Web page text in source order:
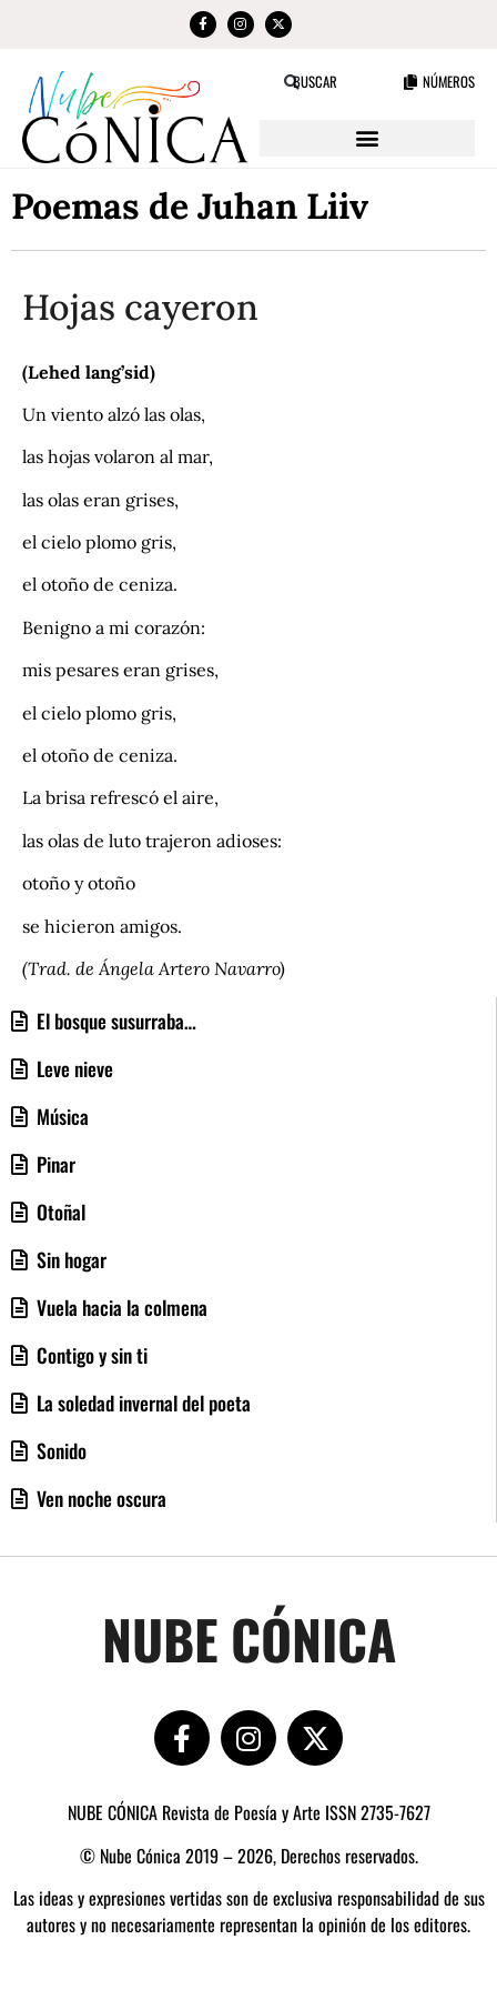
BUSCAR NÚMEROS
Poemas de Juhan Liiv
El bosque susurraba…
Leve nieve
Música
Pinar
Otoñal
Sin hogar
Vuela hacia la colmena
Contigo y sin ti
La soledad invernal del poeta
Sonido
Ven noche oscura
Hojas cayeron
(Lehed lang’sid)
Un viento alzó las olas,
las hojas volaron al mar,
las olas eran grises,
el cielo plomo gris,
el otoño de ceniza.
Benigno a mi corazón:
mis pesares eran grises,
el cielo plomo gris,
el otoño de ceniza.
La brisa refrescó el aire,
las olas de luto trajeron adioses:
otoño y otoño
se hicieron amigos.
(Trad. de Ángela Artero Navarro)
NUBE CÓNICA
NUBE CÓNICA Revista de Poesía y Arte ISSN 2735-7627
© Nube Cónica 2019 – 2026, Derechos reservados.
Las ideas y expresiones vertidas son de exclusiva responsabilidad de sus
autores y no necesariamente representan la opinión de los editores.